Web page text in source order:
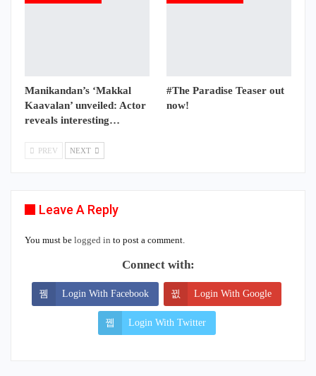
Manikandan’s ‘Makkal
Kaavalan’ unveiled: Actor
reveals interesting…
#The Paradise Teaser out
now!
PREV NEXT
Leave A Reply
You must be logged in to post a comment.
Connect with:
Login With Facebook Login With Google
Login With Twitter